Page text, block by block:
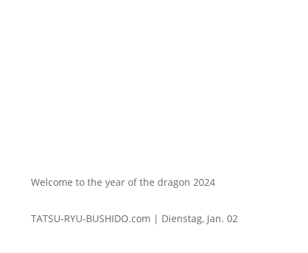
Welcome to the year of the dragon 2024
TATSU-RYU-BUSHIDO.com | Dienstag, Jan. 02